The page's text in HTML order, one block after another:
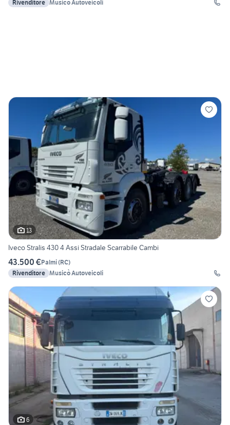
Rivenditore Musicò Autoveicoli
13
Iveco Stralis 430 4 Assi Stradale Scarrabile Cambi
43.500 €Palmi(RC)
Rivenditore Musicò Autoveicoli
6